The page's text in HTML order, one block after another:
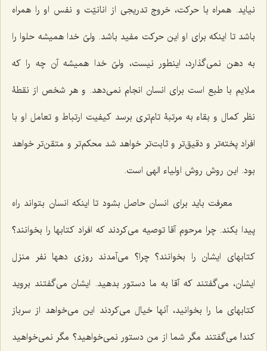
نیاید. همراه با حرکت، خروج تدریجی از انانیّت و نفس او را همراه
باشد تا اینکه برای او این حرکت مفید باشد. ولیّ خدا همیشه حلوا را
به دهن نمی‌گذارد، اینطور نیست، ولیّ خدا همیشه آن چه را که
ملایم با طبع است برای انسان انجام نمی‌دهد. و هر شخص از نقطۀ
نظر کمال و بقاء به مرتبۀ تام‌تری برسد کیفیت ارتباط و تعامل او با
افراد پخته‌تر و دقیق‌تر و ثابت‌تر خواهد شد محکم‌تر و متقن‌تر خواهد
بود. این روش روش اولیاء الهی است.
معرفت باید برای انسان حاصل بشود تا اینکه انسان بتواند راه
پیدا بکند. چرا مرحوم آقا توصیه می‌کردند که افراد کتابها را بخوانند؟
کتابهای ایشان را بخوانند؟ چرا؟ می‌آمدند روزی دهها نفر منزل
ایشان، می‌گفتند که آقا به ما دستور بدهید. ایشان می‌گفتند بروید
کتابهای ما را بخوانید، آنها خیال می‌کردند این می‌خواهد از سرباز
کند! می‌گفتند مگر شما از من دستور نمی‌خواهید؟ مگر نمی‌خواهید